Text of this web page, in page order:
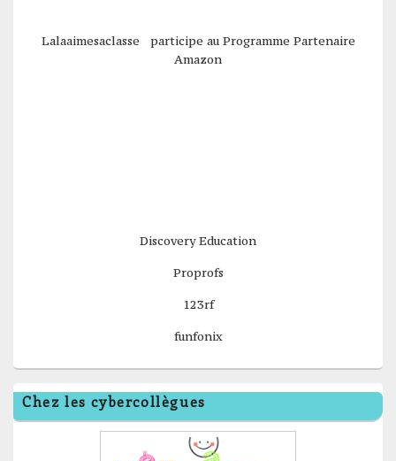
Lalaaimesaclasse participe au Programme Partenaire
Amazon
Discovery Education
Proprofs
123rf
funfonix
Chez les cybercollègues